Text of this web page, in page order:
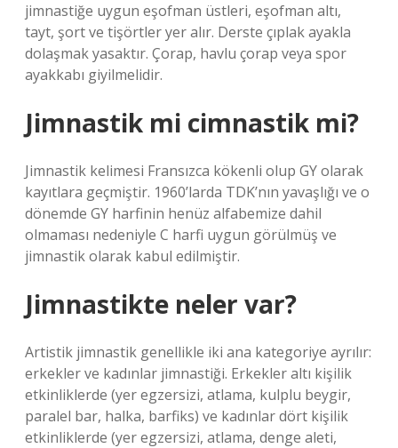
jimnastiğe uygun eşofman üstleri, eşofman altı,
tayt, şort ve tişörtler yer alır. Derste çıplak ayakla
dolaşmak yasaktır. Çorap, havlu çorap veya spor
ayakkabı giyilmelidir.
Jimnastik mi cimnastik mi?
Jimnastik kelimesi Fransızca kökenli olup GY olarak
kayıtlara geçmiştir. 1960’larda TDK’nın yavaşlığı ve o
dönemde GY harfinin henüz alfabemize dahil
olmaması nedeniyle C harfi uygun görülmüş ve
jimnastik olarak kabul edilmiştir.
Jimnastikte neler var?
Artistik jimnastik genellikle iki ana kategoriye ayrılır:
erkekler ve kadınlar jimnastiği. Erkekler altı kişilik
etkinliklerde (yer egzersizi, atlama, kulplu beygir,
paralel bar, halka, barfiks) ve kadınlar dört kişilik
etkinliklerde (yer egzersizi, atlama, denge aleti,